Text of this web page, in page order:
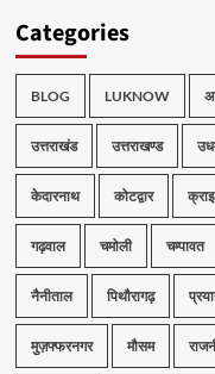
Categories
BLOG LUKNOW
उत्तराखंड उत्तराखण्ड
केदारनाथ कोटद्वार
गढ़वाल चमोली चम्पावत
नैनीताल पिथौरागढ़
मुज़फ्फरनगर मौसम